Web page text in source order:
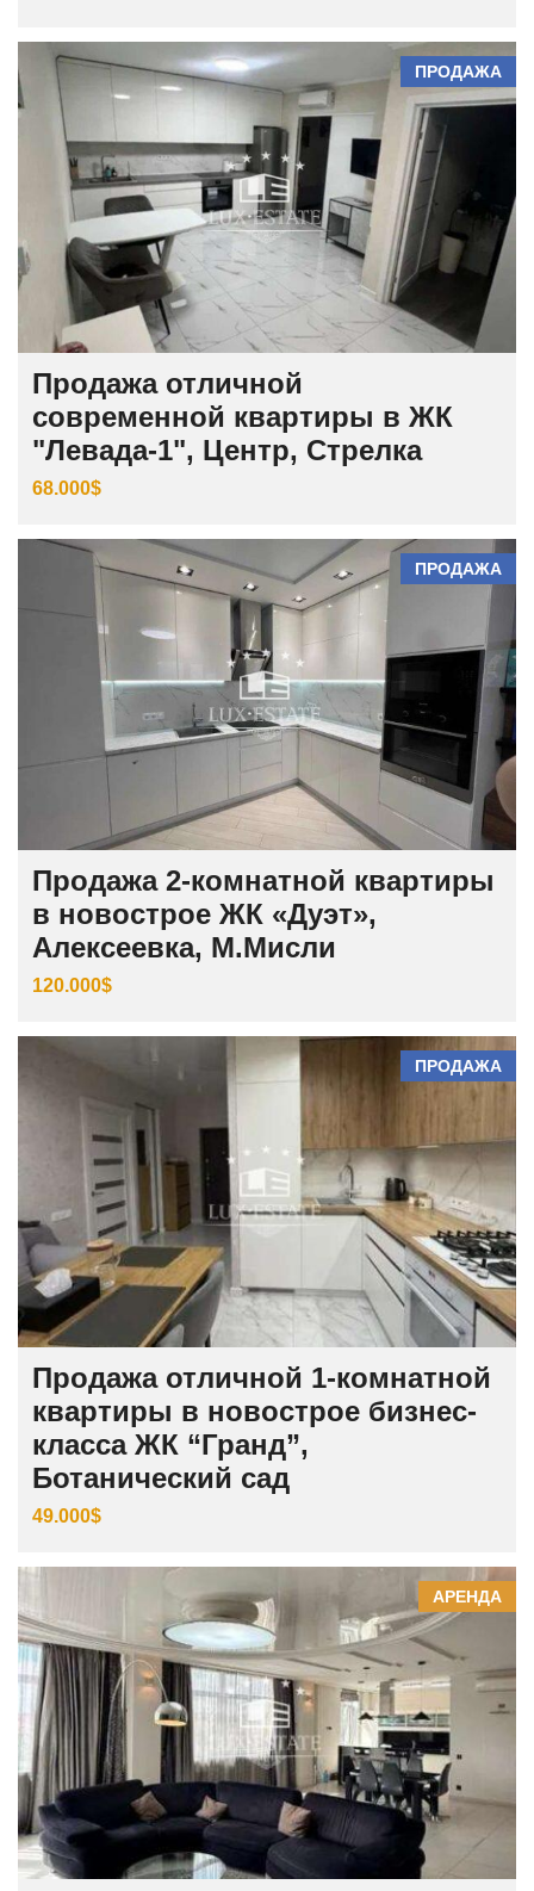
ПРОДАЖА
Продажа отличной
современной квартиры в ЖК
"Левада-1", Центр, Стрелка
68.000$
ПРОДАЖА
Продажа 2-комнатной квартиры
в новострое ЖК «Дуэт»,
Алексеевка, М.Мисли
120.000$
ПРОДАЖА
Продажа отличной 1-комнатной
квартиры в новострое бизнес-
класса ЖК “Гранд”,
Ботанический сад
49.000$
АРЕНДА